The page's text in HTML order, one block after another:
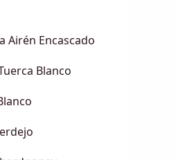
Airén Encascado
Blanco